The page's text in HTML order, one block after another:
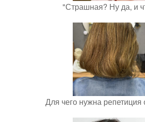
"Страшная? Ну да, и
Для чего нужна репетиция